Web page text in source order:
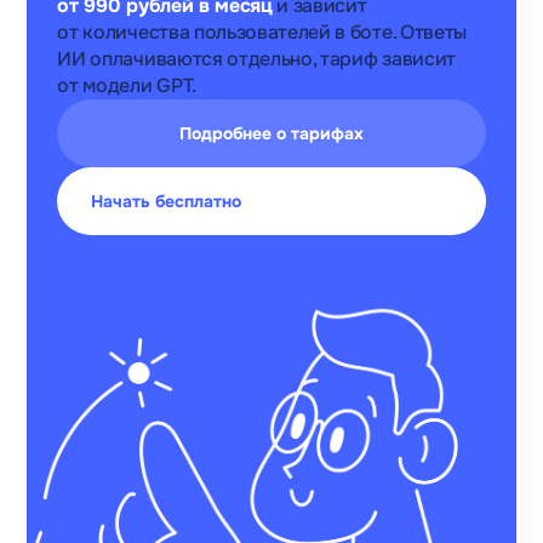
теста
ВКонтакте
Дмитрий
Каим
Петербургский
интернет‑провайдер
за месяц выросло
количество
переходов на сайт
из ВКонтакте
после запуска бота
Виктория
Салихова
Школа
от 990 рублей в месяци зависит
от количества пользователей в боте. Ответы
ИИ оплачиваются отдельно, тариф зависит
от модели GPT.
Начать бесплатно
Подробнее о тарифах